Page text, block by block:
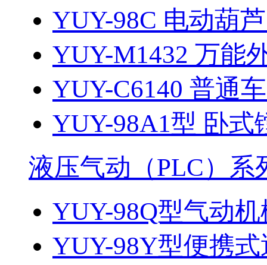
YUY-98C 电动葫
YUY-M1432 万能
YUY-C6140 普通
YUY-98A1型 卧式
液压气动（PLC）系
YUY-98Q型气动
YUY-98Y型便携